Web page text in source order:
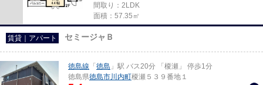
間取り：2LDK
面積：57.35㎡
賃貸｜アパート セミージャＢ
徳島線 「 徳島 」駅 バス20分 「榎瀬」 停歩1分
徳島県徳島市川内町榎瀬５３９番地１